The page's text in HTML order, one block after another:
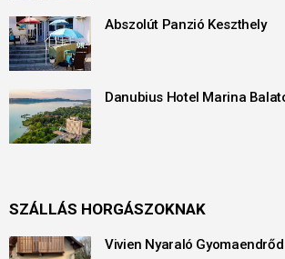
Abszolút Panzió Keszthely
Danubius Hotel Marina
SZÁLLÁS HORGÁSZOKNAK
Vivien Nyaraló Gyomaendrőd